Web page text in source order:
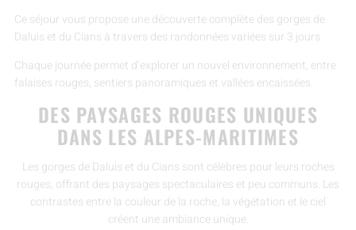
Ce séjour vous propose une découverte complète des gorges de
Daluis et du Cians à travers des randonnées variées sur 3 jours.
Chaque journée permet d’explorer un nouvel environnement, entre
falaises rouges, sentiers panoramiques et vallées encaissées.
DES PAYSAGES ROUGES UNIQUES
DANS LES ALPES-MARITIMES
Les gorges de Daluis et du Cians sont célèbres pour leurs roches
rouges, offrant des paysages spectaculaires et peu communs. Les
contrastes entre la couleur de la roche, la végétation et le ciel
créent une ambiance unique.